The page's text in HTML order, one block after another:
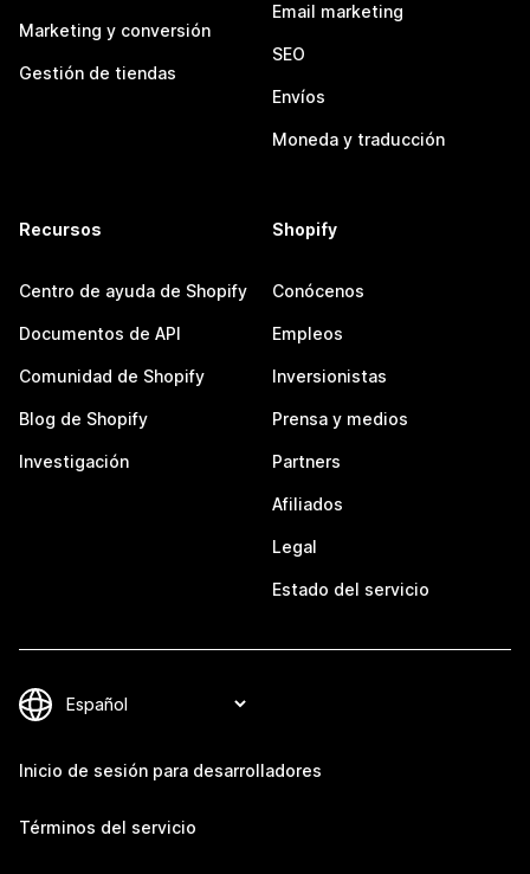
Marketing y conversión
Gestión de tiendas
Email marketing
SEO
Envíos
Moneda y traducción
Recursos
Centro de ayuda de Shopify
Documentos de API
Comunidad de Shopify
Blog de Shopify
Investigación
Shopify
Conócenos
Empleos
Inversionistas
Prensa y medios
Partners
Afiliados
Legal
Estado del servicio
Inicio de sesión para desarrolladores
Términos del servicio